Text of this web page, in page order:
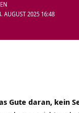
AUGUST 2025 16:48
Gute daran, kein